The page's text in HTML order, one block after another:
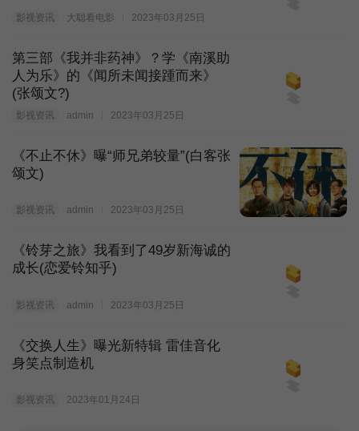
影视资讯 大聪看电影 2023年03月25日
第三部《我并非药神》？学《南溪助
人为乐》的《闻所未闻接踵而来》
(张颂文?)
影视资讯 admin 2023年03月25日
《不止不休》曝“师兄弟较量”(白客张
颂文)
影视资讯 admin 2023年03月25日
《铃芽之旅》我看到了49岁新海诚的
成长(恋爱铃知乎)
影视资讯 admin 2023年03月25日
《交换人生》曝光新特辑 雷佳音化
身笑点制造机
影视资讯 2023年01月24日